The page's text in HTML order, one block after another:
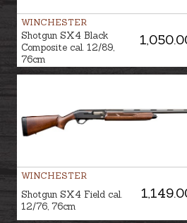
WINCHESTER
Shotgun SX4 Black
Composite cal. 12/89,
76cm
WINCHESTER
Shotgun SX4 Field cal.
12/76, 76cm